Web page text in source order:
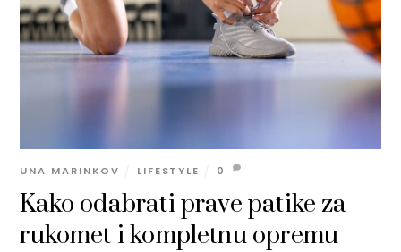
Kako odabrati prave patike za
rukomet i kompletnu opremu
UNA MARINKOV LIFESTYLE 0